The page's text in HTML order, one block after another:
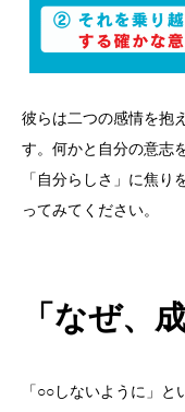
彼らは二つの感情を抱
す。何かと自分の意志
「自分らしさ」に焦り
ってみてください。
「なぜ、
「 ○○ しないように」と